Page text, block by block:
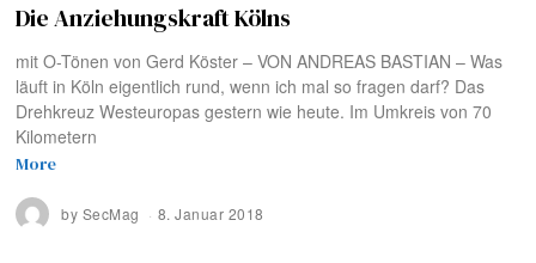
Die Anziehungskraft Kölns
mit O-Tönen von Gerd Köster – VON ANDREAS BASTIAN – Was
läuft in Köln eigentlich rund, wenn ich mal so fragen darf? Das
Drehkreuz Westeuropas gestern wie heute. Im Umkreis von 70
Kilometern
More
by SecMag 8. Januar 2018